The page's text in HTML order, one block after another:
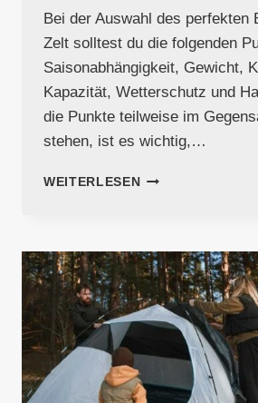
Bei der Auswahl des perfekten
Zelt solltest du die folgenden
Saisonabhängigkeit, Gewicht,
Kapazität, Wetterschutz und
die Punkte teilweise im
stehen, ist es wichtig,…
WEITERLESENWIE
BACKPACKING-
ZELT
AUS?